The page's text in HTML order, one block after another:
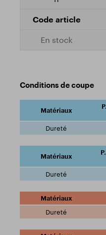
Conditions de coupe